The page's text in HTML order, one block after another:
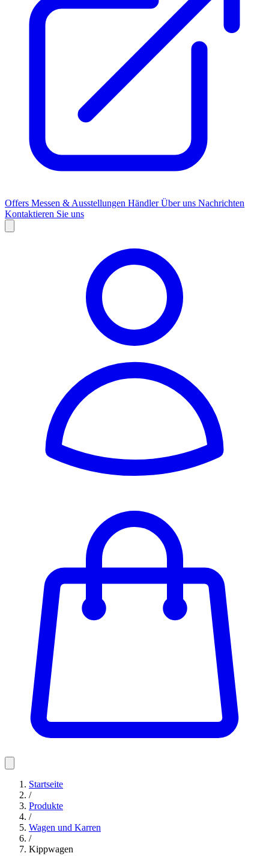
Offers Messen & Ausstellungen HändlerÜber uns Nachrichten
Kontaktieren Sie uns
Startseite
/
Produkte
/
Wagen und Karren
/
Kippwagen